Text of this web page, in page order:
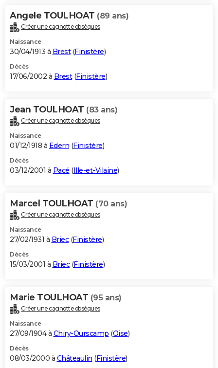
Angele TOULHOAT (89 ans)
Créer une cagnotte obsèques
Naissance
30/04/1913 à Brest(Finistère)
Décès
17/06/2002 à Brest(Finistère)
Jean TOULHOAT (83 ans)
Créer une cagnotte obsèques
Naissance
01/12/1918 à Edern (Finistère)
Décès
03/12/2001 à Pacé (Ille-et-Vilaine)
Marcel TOULHOAT (70 ans)
Créer une cagnotte obsèques
Naissance
27/02/1931 à Briec(Finistère)
Décès
15/03/2001 à Briec(Finistère)
Marie TOULHOAT (95 ans)
Créer une cagnotte obsèques
Naissance
27/09/1904 à Chiry-Ourscamp (Oise)
Décès
08/03/2000 à Châteaulin (Finistère)